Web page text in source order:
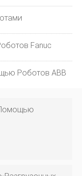
Fanuc
Роботов ABB